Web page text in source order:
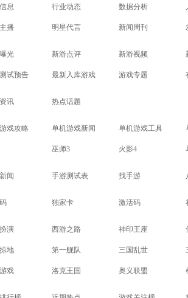
息 行业动态 数据分析
播 明星代言 新闻周刊
光 新游点评 新游视频
试预告 最新入库游戏 游戏专题
讯 热点话题
戏攻略 单机游戏新闻 单机游戏工具
巫师3 火影4
闻 手游测试表 找手游
独家卡 激活码
演 西游之路 神印王座
地 第一舰队 三国乱世
戏 洛克王国 奥义联盟